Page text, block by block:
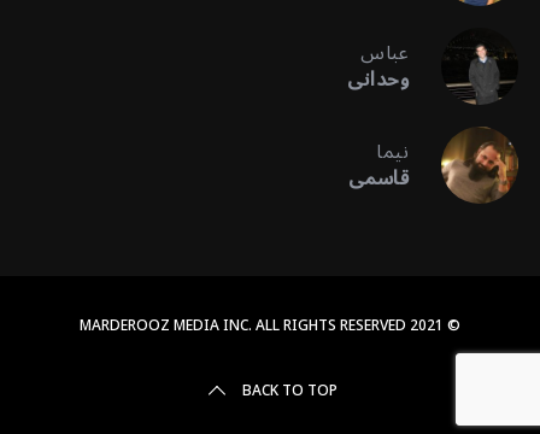
عباس
وحدانی
نیما
قاسمی
© 2021 MARDEROOZ MEDIA INC. ALL RIGHTS RESERVED
BACK TO TOP